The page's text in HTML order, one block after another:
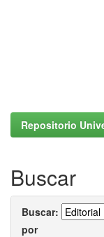
Repositorio
Buscar
Buscar:
por